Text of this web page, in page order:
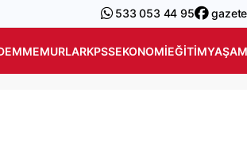
533 053 44 95
MEMURLARKPSSEKONOMIEĞITIMYAŞAM